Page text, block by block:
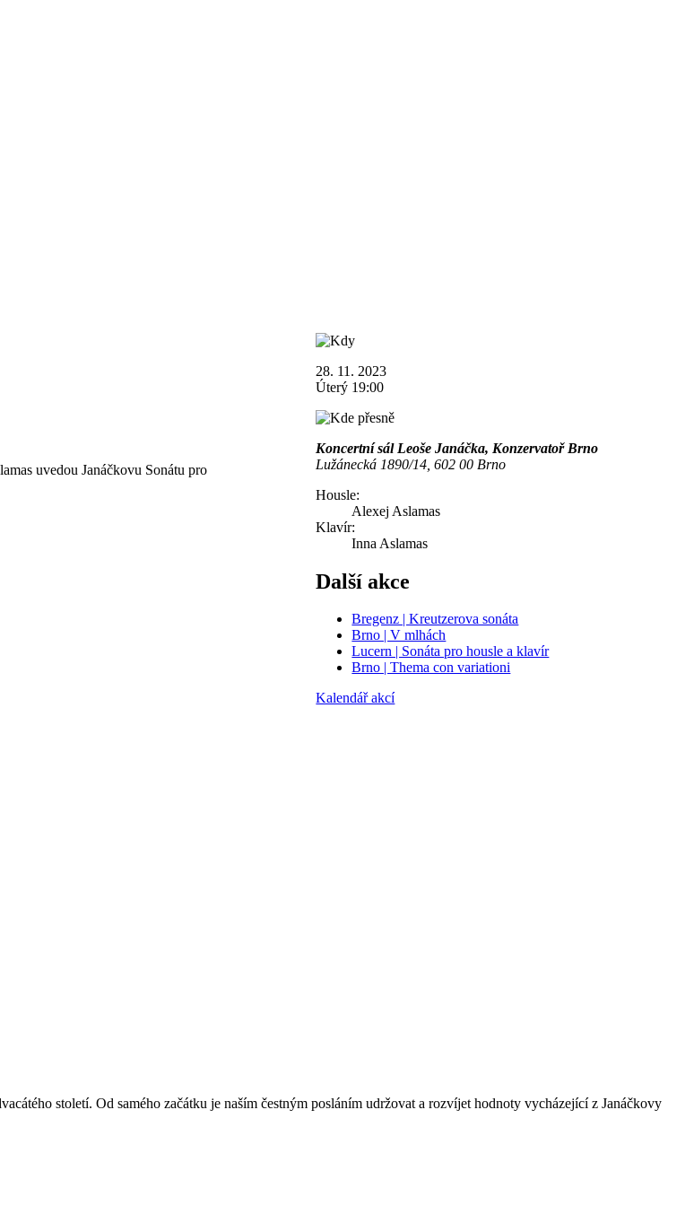
uvedou Janáčkovu Sonátu pro
28. 11. 2023
Úterý 19:00
Koncertní sál Leoše Janáčka, Konzervatoř Brno
Lužánecká 1890/14, 602 00 Brno
Housle:
Alexej Aslamas
Klavír:
Inna Aslamas
Další akce
Bregenz | Kreutzerova sonáta
Brno | V mlhách
Lucern | Sonáta pro housle a klavír
Brno | Thema con variationi
Kalendář akcí
století. Od samého začátku je naším čestným posláním udržovat a rozvíjet hodnoty vycházející z Janáčkovy